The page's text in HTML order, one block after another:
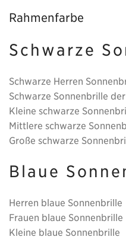
Rahmenfarbe
Schwarze
Schwarze Herren
Schwarze Sonnenbrille
Kleine schwarze
Mittlere schwarze
Große schwarze
Blaue
Herren blaue Sonnenbrille
Frauen blaue Sonnenbrille
Kleine blaue Sonnenbrille